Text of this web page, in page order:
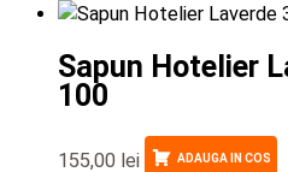
Sapun Hotelier
100
155,00 lei ADAUGA IN COS